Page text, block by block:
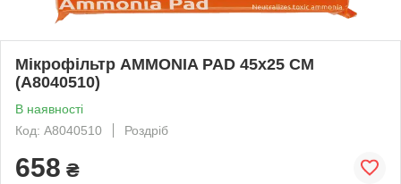
Мікрофільтр AMMONIA PAD 45x25 CM
(A8040510)
В наявності
Код: A8040510
Роздріб
658 ₴